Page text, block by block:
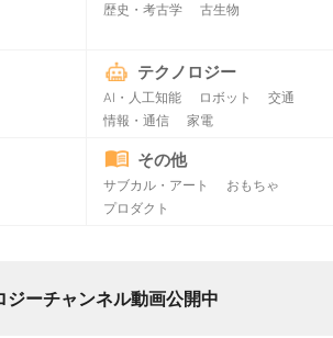
歴史・考古学 古生物
テクノロジー
AI・人工知能 ロボット
交通
情報・通信
家電
その他
サブカル・アート
おもちゃ
プロダクト
ジーチャンネル動画公開中